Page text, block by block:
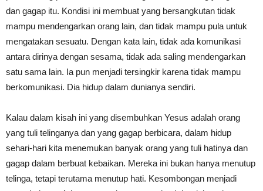
dan gagap itu. Kondisi ini membuat yang bersangkutan tidak
mampu mendengarkan orang lain, dan tidak mampu pula untuk
mengatakan sesuatu. Dengan kata lain, tidak ada komunikasi
antara dirinya dengan sesama, tidak ada saling mendengarkan
satu sama lain. Ia pun menjadi tersingkir karena tidak mampu
berkomunikasi. Dia hidup dalam dunianya sendiri.
Kalau dalam kisah ini yang disembuhkan Yesus adalah orang
yang tuli telinganya dan yang gagap berbicara, dalam hidup
sehari-hari kita menemukan banyak orang yang tuli hatinya dan
gagap dalam berbuat kebaikan. Mereka ini bukan hanya menutup
telinga, tetapi terutama menutup hati. Kesombongan menjadi